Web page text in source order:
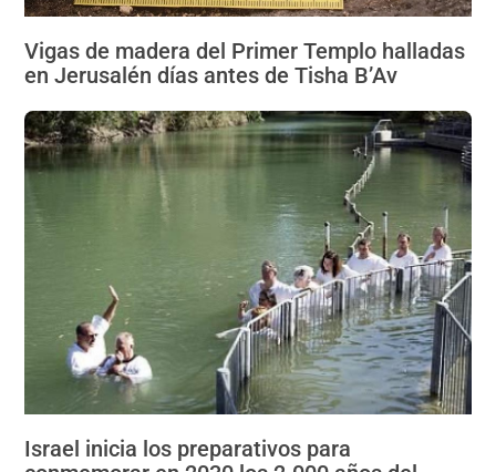
Vigas de madera del Primer Templo halladas
en Jerusalén días antes de Tisha B’Av
Israel inicia los preparativos para